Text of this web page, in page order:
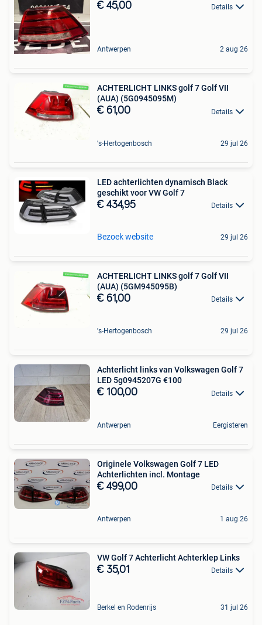
€ 45,00 Details
Antwerpen 2 aug 26
ACHTERLICHT LINKS golf 7 Golf VII
(AUA) (5G0945095M)
€ 61,00 Details
's-Hertogenbosch 29 jul 26
LED achterlichten dynamisch Black
geschikt voor VW Golf 7
€ 434,95 Details
Bezoek website 29 jul 26
ACHTERLICHT LINKS golf 7 Golf VII
(AUA) (5GM945095B)
€ 61,00 Details
's-Hertogenbosch 29 jul 26
Achterlicht links van Volkswagen Golf 7
LED 5g0945207G €100
€ 100,00 Details
Antwerpen Eergisteren
Originele Volkswagen Golf 7 LED
Achterlichten incl. Montage
€ 499,00 Details
Antwerpen 1 aug 26
VW Golf 7 Achterlicht Achterklep Links
€ 35,01 Details
Berkel en Rodenrijs 31 jul 26